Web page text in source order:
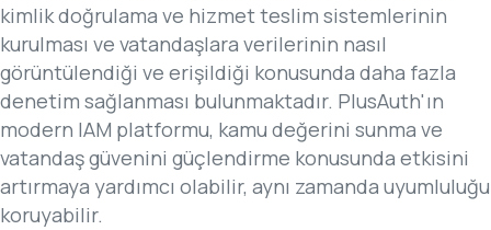
kimlik doğrulama ve hizmet teslim sistemlerinin
kurulması ve vatandaşlara verilerinin nasıl
görüntülendiği ve erişildiği konusunda daha fazla
denetim sağlanması bulunmaktadır. PlusAuth'ın
modern IAM platformu, kamu değerini sunma ve
vatandaş güvenini güçlendirme konusunda etkisini
artırmaya yardımcı olabilir, aynı zamanda uyumluluğu
koruyabilir.